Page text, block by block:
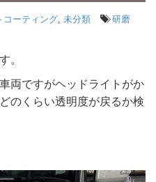
コーティング 未分類 研磨
。
両ですがヘッドライトがか
のくらい透明度が戻るか検